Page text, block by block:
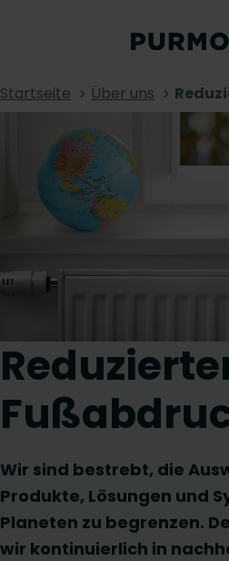
Startseite Über uns
Wir sind bestrebt, die
Produkte, Lösungen und
Planeten zu begrenzen.
wir kontinuierlich in